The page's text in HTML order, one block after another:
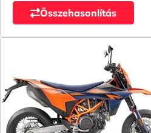
Összehasonlítás